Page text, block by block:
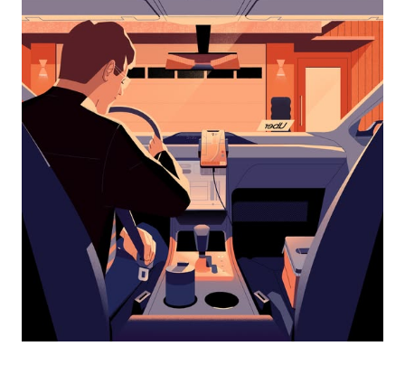
o
calendário
selecionar
uma
data.
Prima
o
botão
o
calendário.